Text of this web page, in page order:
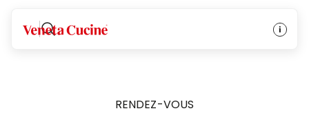
Veneta Cucine
RENDEZ-VOUS